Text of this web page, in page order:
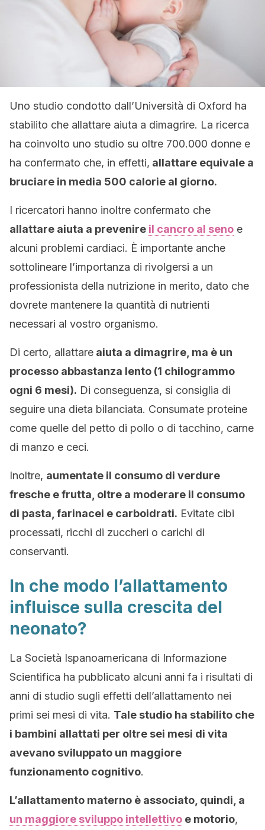
Uno studio condotto dall’Università di Oxford ha
stabilito che allattare aiuta a dimagrire. La ricerca
ha coinvolto uno studio su oltre 700.000 donne e
ha confermato che, in effetti, allattare equivale a
bruciare in media 500 calorie al giorno.
I ricercatori hanno inoltre confermato che
allattare aiuta a prevenire il cancro al seno e
alcuni problemi cardiaci. È importante anche
sottolineare l’importanza di rivolgersi a un
professionista della nutrizione in merito, dato che
dovrete mantenere la quantità di nutrienti
necessari al vostro organismo.
Di certo, allattare aiuta a dimagrire, ma è un
processo abbastanza lento (1 chilogrammo
ogni 6 mesi). Di conseguenza, si consiglia di
seguire una dieta bilanciata. Consumate proteine
come quelle del petto di pollo o di tacchino, carne
di manzo e ceci.
Inoltre, aumentate il consumo di verdure
fresche e frutta, oltre a moderare il consumo
di pasta, farinacei e carboidrati. Evitate cibi
processati, ricchi di zuccheri o carichi di
conservanti.
In che modo l’allattamento
influisce sulla crescita del
neonato?
La Società Ispanoamericana di Informazione
Scientifica ha pubblicato alcuni anni fa i risultati di
anni di studio sugli effetti dell’allattamento nei
primi sei mesi di vita. Tale studio ha stabilito che
i bambini allattati per oltre sei mesi di vita
avevano sviluppato un maggiore
funzionamento cognitivo.
L’allattamento materno è associato, quindi, a
un maggiore sviluppo intellettivo e motorio,